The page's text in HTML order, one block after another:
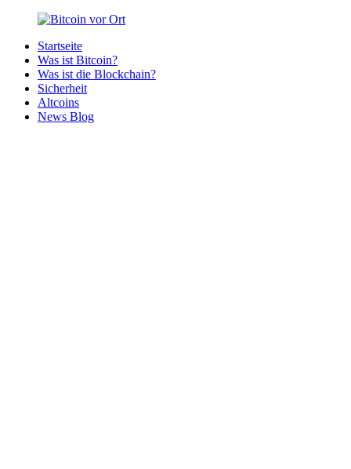
Zurück
Inhalt
Bitcoin
Bitcoins
deiner
Region
Startseite
Was ist Bitcoin?
Was ist die Blockchain?
Sicherheit
Altcoins
News Blog